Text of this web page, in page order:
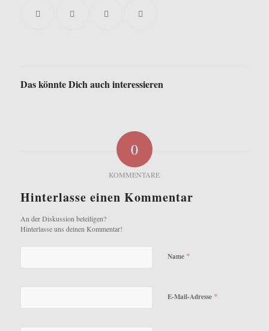
Das könnte Dich auch interessieren
0
KOMMENTARE
Hinterlasse einen Kommentar
An der Diskussion beteiligen?
Hinterlasse uns deinen Kommentar!
Name *
E-Mail-Adresse *